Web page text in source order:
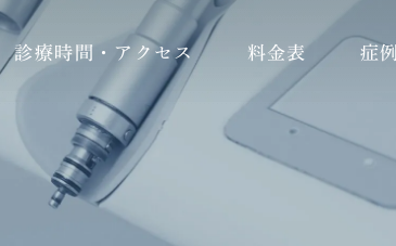
診療時間・アクセス 料金表 症
歯科衛生士
受付